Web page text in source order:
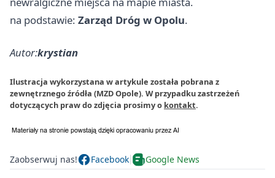
na podstawie: Zarząd Dróg w Opolu.
Autor:krystian
Ilustracja wykorzystana w artykule została pobrana z
zewnętrznego źródła (MZD Opole). W przypadku zastrzeżeń
dotyczących praw do zdjęcia prosimy o kontakt.
Zaobserwuj nas! Facebook Google News